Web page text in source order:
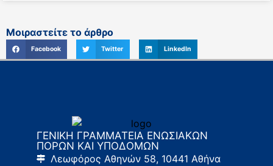
Μοιραστείτε το άρθρο
Facebook Twitter LinkedIn
ΓΕΝΙΚΗ ΓΡΑΜΜΑΤΕΙΑ ΕΝΩΣΙΑΚΩΝ
ΠΟΡΩΝ ΚΑΙ ΥΠΟΔΟΜΩΝ
Λεωφόρος Αθηνών 58, 10441 Αθήνα